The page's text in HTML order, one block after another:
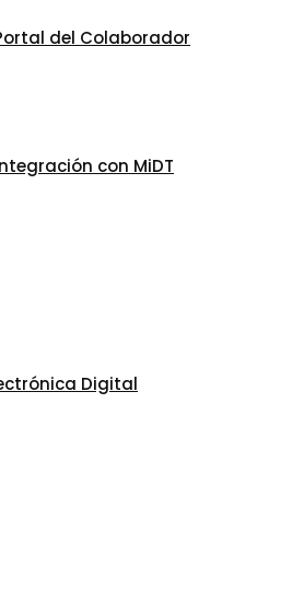
del Colaborador
con MiDT
Digital